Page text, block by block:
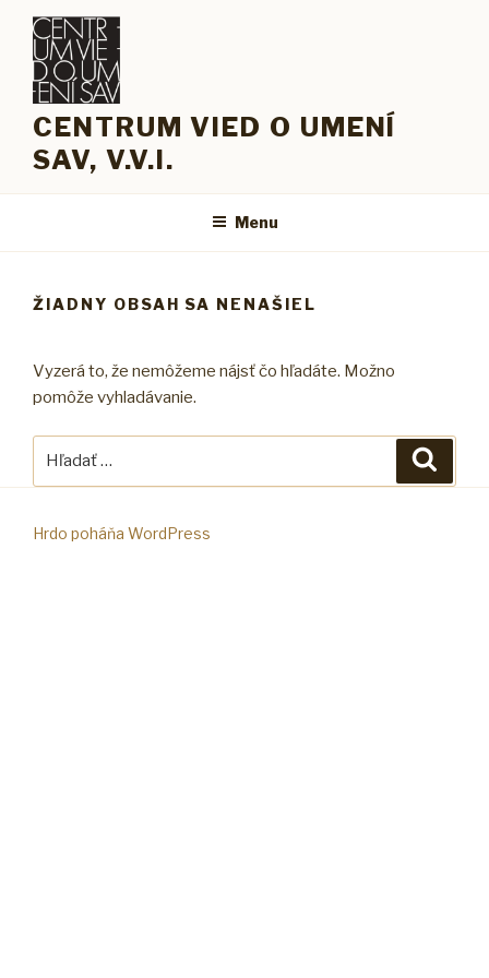
Prejsť
obsah
CENTRUM VIED O UMENÍ
SAV, V.V.I.
Menu
ŽIADNY OBSAH SA NENAŠIEL
Vyzerá to, že nemôžeme nájsť čo hľadáte. Možno
pomôže vyhladávanie.
Hrdo poháňa WordPress